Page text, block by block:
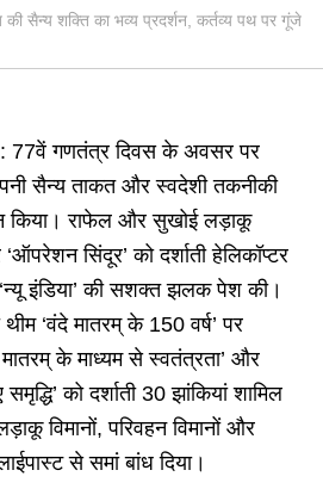
सैन्य शक्ति का भव्य प्रदर्शन, कर्तव्य पथ पर गूंजे
77वें गणतंत्र दिवस के अवसर पर
सैन्य ताकत और स्वदेशी तकनीकी
किया। राफेल और सुखोई लड़ाकू
सिंदूर’ को दर्शाती हेलिकॉप्टर
इंडिया’ की सशक्त झलक पेश की।
‘वंदे मातरम् के 150 वर्ष’ पर
के माध्यम से स्वतंत्रता’ और
को दर्शाती 30 झांकियां शामिल
विमानों, परिवहन विमानों और
से समां बांध दिया।